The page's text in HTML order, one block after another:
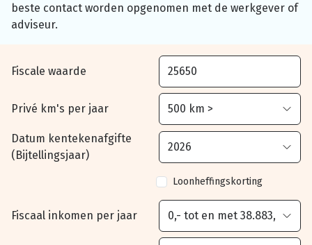
beste contact worden opgenomen met de werkgever of
adviseur.
Fiscale waarde
Privé km's per jaar
Datum kentekenafgifte
(Bijtellingsjaar)
Loonheffingskorting
Fiscaal inkomen per jaar